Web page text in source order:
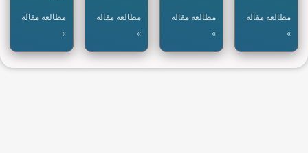
مطالعه مقاله
»
مطالعه مقاله
»
مطالعه مقاله
»
مطالعه مقاله
»